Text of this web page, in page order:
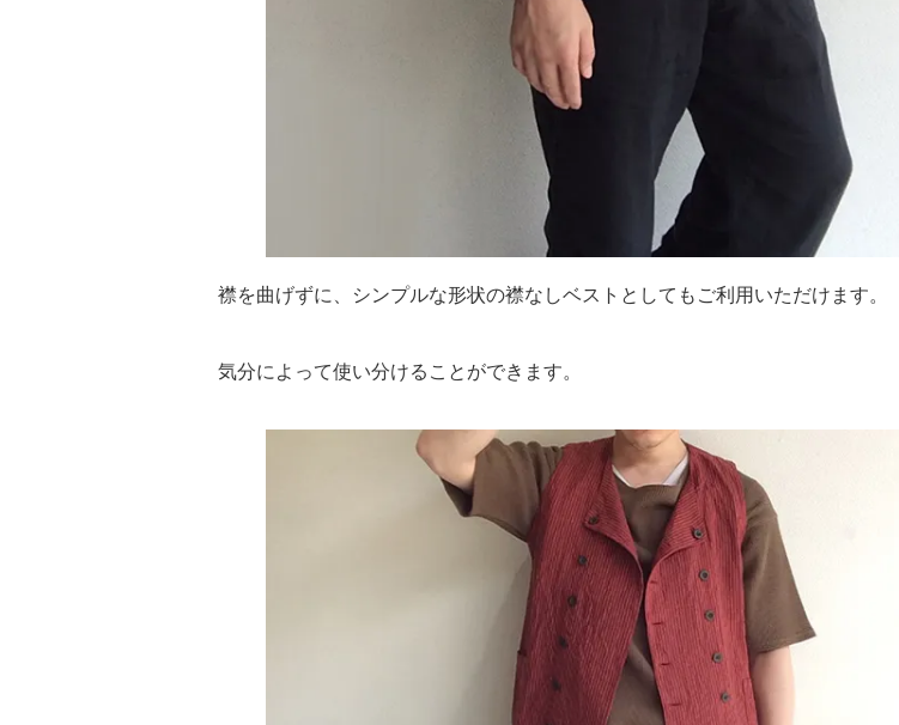
襟を曲げずに、シンプルな形状の襟なしベストとしてもご利用いただけます。
気分によって使い分けることができます。